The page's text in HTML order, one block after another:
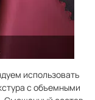
использовать
с объемными